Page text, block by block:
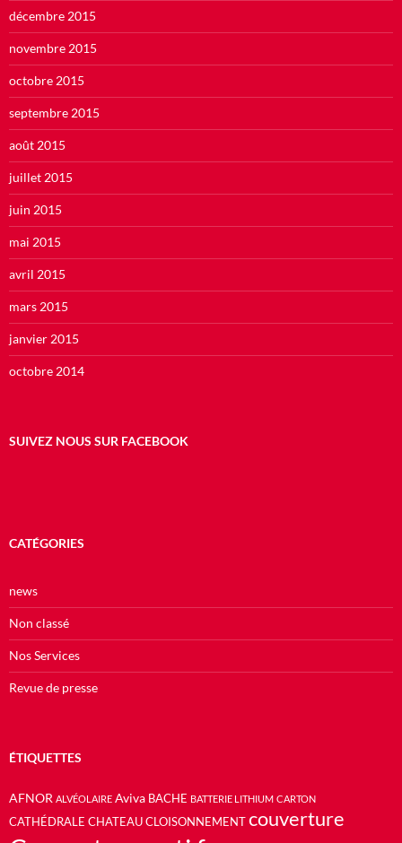
décembre 2015
novembre 2015
octobre 2015
septembre 2015
août 2015
juillet 2015
juin 2015
mai 2015
avril 2015
mars 2015
janvier 2015
octobre 2014
SUIVEZ NOUS SUR FACEBOOK
CATÉGORIES
news
Non classé
Nos Services
Revue de presse
ÉTIQUETTES
AFNOR ALVÉOLAIRE Aviva BACHE BATTERIE LITHIUM CARTON
CATHÉDRALE CHATEAU CLOISONNEMENT couverture